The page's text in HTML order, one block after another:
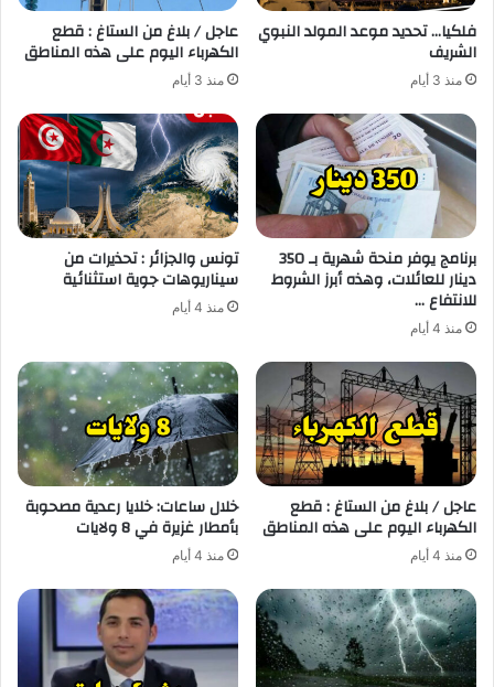
فلكيا… تحديد موعد المولد النبوي
الشريف
منذ 3 أيام
عاجل / بلاغ من الستاغ : قطع
الكهرباء اليوم على هذه المناطق
منذ 3 أيام
برنامج يوفر منحة شهرية بـ 350
دينار للعائلات، وهذه أبرز الشروط
للانتفاع …
منذ 4 أيام
تونس والجزائر : تحذيرات من
سيناريوهات جوية استثنائية
منذ 4 أيام
عاجل / بلاغ من الستاغ : قطع
الكهرباء اليوم على هذه المناطق
منذ 4 أيام
خلال ساعات: خلايا رعدية مصحوبة
بأمطار غزيرة في 8 ولايات
منذ 4 أيام